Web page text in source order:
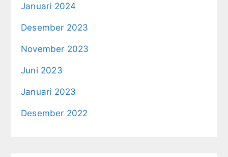
Januari 2024
Desember 2023
November 2023
Juni 2023
Januari 2023
Desember 2022